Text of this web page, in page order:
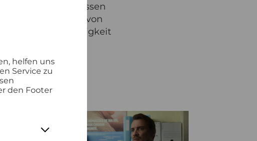
helfen uns
Service zu
den Footer
Enkelin wissen
Wohnmobil, das von
Komik und Leichtigkeit
zu feiern.